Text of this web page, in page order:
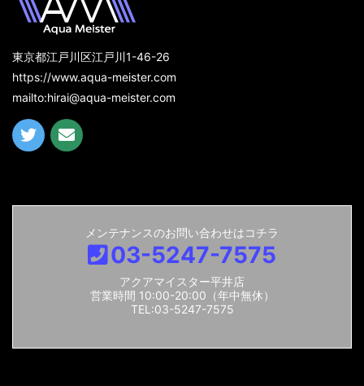
東京都江戸川区江戸川1-46-26
https://www.aqua-meister.com
mailto:hirai@aqua-meister.com
メンテナンスのお問い合わせはコチラ
03-5247-7575
アクアマイスター平井店
営業時間 10:00-20:00（年中無休）
TEL:03-5247-7575